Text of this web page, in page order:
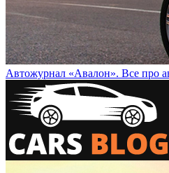
Автожурнал «Авалон». Все про